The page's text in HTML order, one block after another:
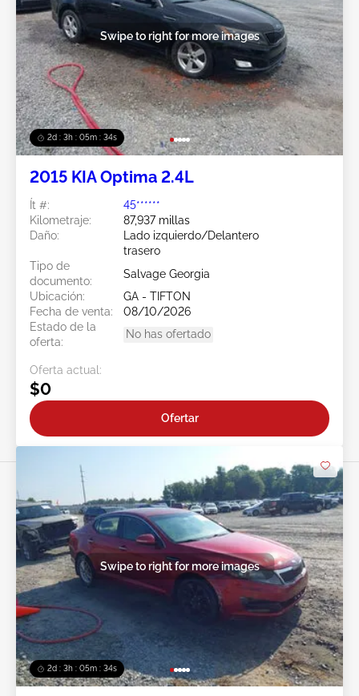
2d : 3h : 05m : 31s
Swipe to right for more images
2015 KIA Optima 2.4L
Ít #:
45******
Kilometraje:
87,937 millas
Daño:
Lado izquierdo/Delantero
trasero
Tipo de
documento:
Salvage Georgia
Ubicación:
GA - TIFTON
Fecha de venta:
08/10/2026
Estado de la
oferta:
No has ofertado
Oferta actual:
$0
Ofertar
2d : 3h : 05m : 31s
Swipe to right for more images